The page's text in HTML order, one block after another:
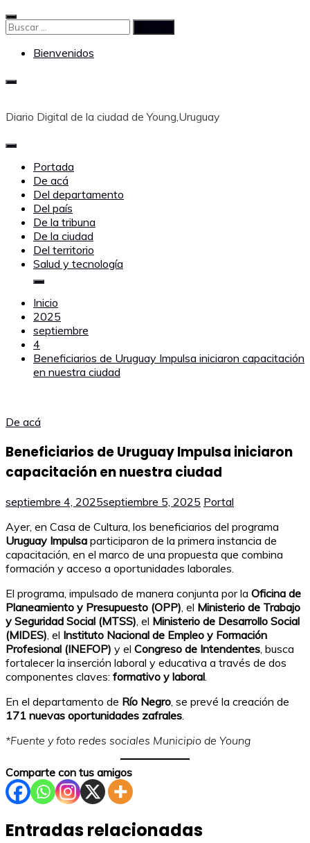
Saltar
al
Buscar:
Bienvenidos
Diario Digital de la ciudad de Young,Uruguay
Portada
De acá
Del departamento
Del país
De la tribuna
De la ciudad
Del territorio
Salud y tecnología
Inicio
2025
septiembre
4
Beneficiarios de Uruguay Impulsa iniciaron capacitación
en nuestra ciudad
De acá
Beneficiarios de Uruguay Impulsa iniciaron
capacitación en nuestra ciudad
septiembre 4, 2025septiembre 5, 2025 Portal
Ayer, en Casa de Cultura, los beneficiarios del programa
Uruguay Impulsa participaron de la primera instancia de
capacitación, en el marco de una propuesta que combina
formación y acceso a oportunidades laborales.
El programa, impulsado de manera conjunta por la Oficina de
Planeamiento y Presupuesto (OPP), el Ministerio de Trabajo
y Seguridad Social (MTSS), el Ministerio de Desarrollo Social
(MIDES), el Instituto Nacional de Empleo y Formación
Profesional (INEFOP) y el Congreso de Intendentes, busca
fortalecer la inserción laboral y educativa a través de dos
componentes claves: formativo y laboral.
En el departamento de Río Negro, se prevé la creación de
171 nuevas oportunidades zafrales.
*Fuente y foto redes sociales Municipio de Young
Comparte con tus amigos
Entradas relacionadas